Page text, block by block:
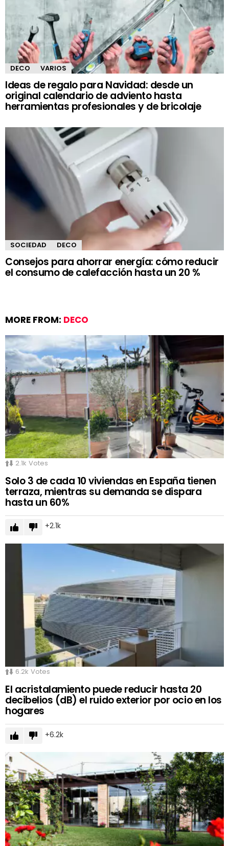
DECO VARIOS
Ideas de regalo para Navidad: desde un
original calendario de adviento hasta
herramientas profesionales y de bricolaje
SOCIEDAD DECO
Consejos para ahorrar energía: cómo reducir
el consumo de calefacción hasta un 20 %
MORE FROM: DECO
2.1k Votes
Solo 3 de cada 10 viviendas en España tienen
terraza, mientras su demanda se dispara
hasta un 60%
2.1k
6.2k Votes
El acristalamiento puede reducir hasta 20
decibelios (dB) el ruido exterior por ocio en los
hogares
6.2k